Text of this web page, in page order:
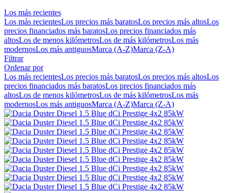
Los más recientes
Los más recientesLos precios más baratosLos precios más altosLos
precios financiados más baratosLos precios financiados más
altosLos de menos kilómetrosLos de más kilómetrosLos más
modernosLos más antiguosMarca (A-Z)Marca (Z-A)
Filtrar
Ordenar por
Los más recientesLos precios más baratosLos precios más altosLos
precios financiados más baratosLos precios financiados más
altosLos de menos kilómetrosLos de más kilómetrosLos más
modernosLos más antiguosMarca (A-Z)Marca (Z-A)